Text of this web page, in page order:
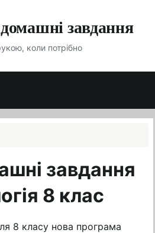
завдання
коли потрібно
завдання
8 клас
8 класу нова програма